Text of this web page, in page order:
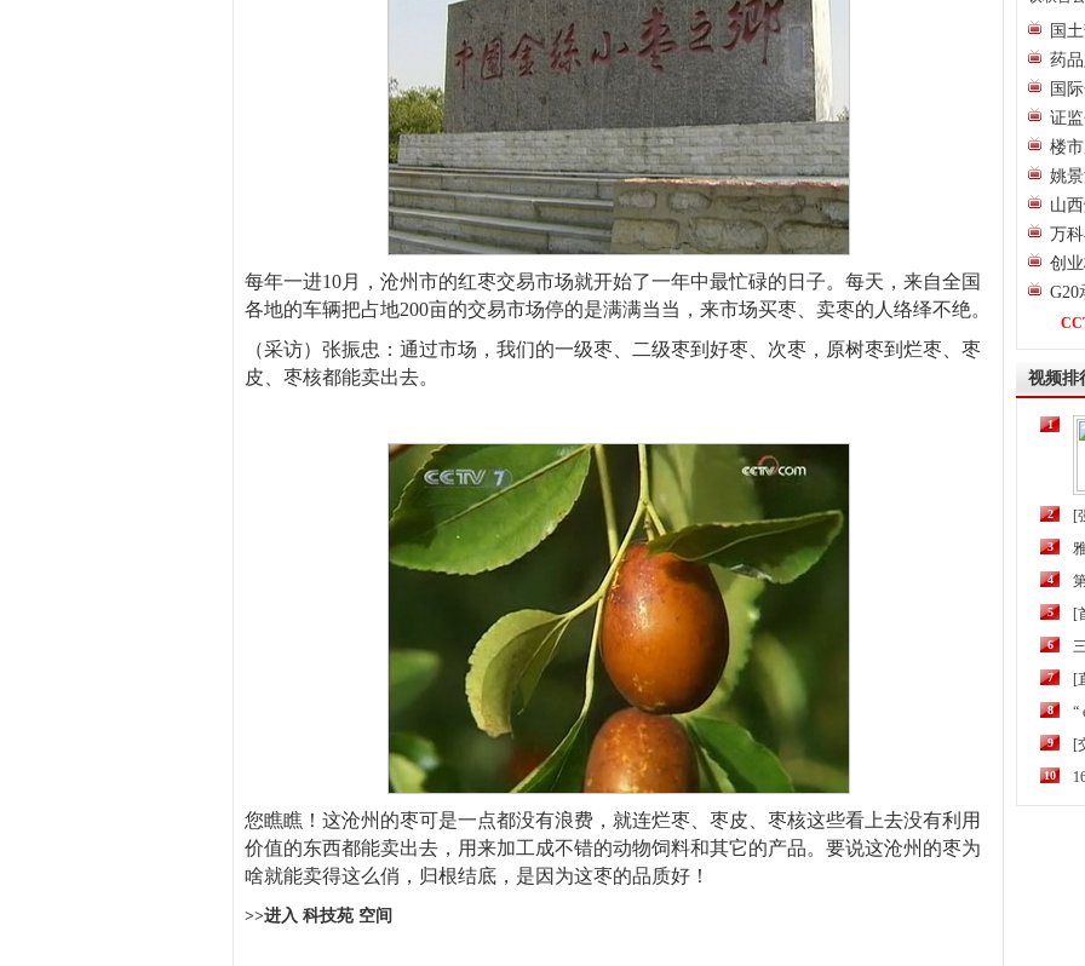
每年一进10月，沧州市的红枣交易市场就开始了一年中最忙碌的日子。每天，来自全国
各地的车辆把占地200亩的交易市场停的是满满当当，来市场买枣、卖枣的人络绎不绝。
（采访）张振忠：通过市场，我们的一级枣、二级枣到好枣、次枣，原树枣到烂枣、枣
皮、枣核都能卖出去。
您瞧瞧！这沧州的枣可是一点都没有浪费，就连烂枣、枣皮、枣核这些看上去没有利用
价值的东西都能卖出去，用来加工成不错的动物饲料和其它的产品。要说这沧州的枣为
啥就能卖得这么俏，归根结底，是因为这枣的品质好！
>>进入 科技苑 空间
国
药
国
证
楼
姚
山
万
创
G20
视频排
1
2 [
3
4
5 [
6
7 [
8 “
9 [
10